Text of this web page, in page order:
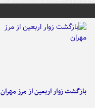
بازگشت زوار اربعین از مرز مهران